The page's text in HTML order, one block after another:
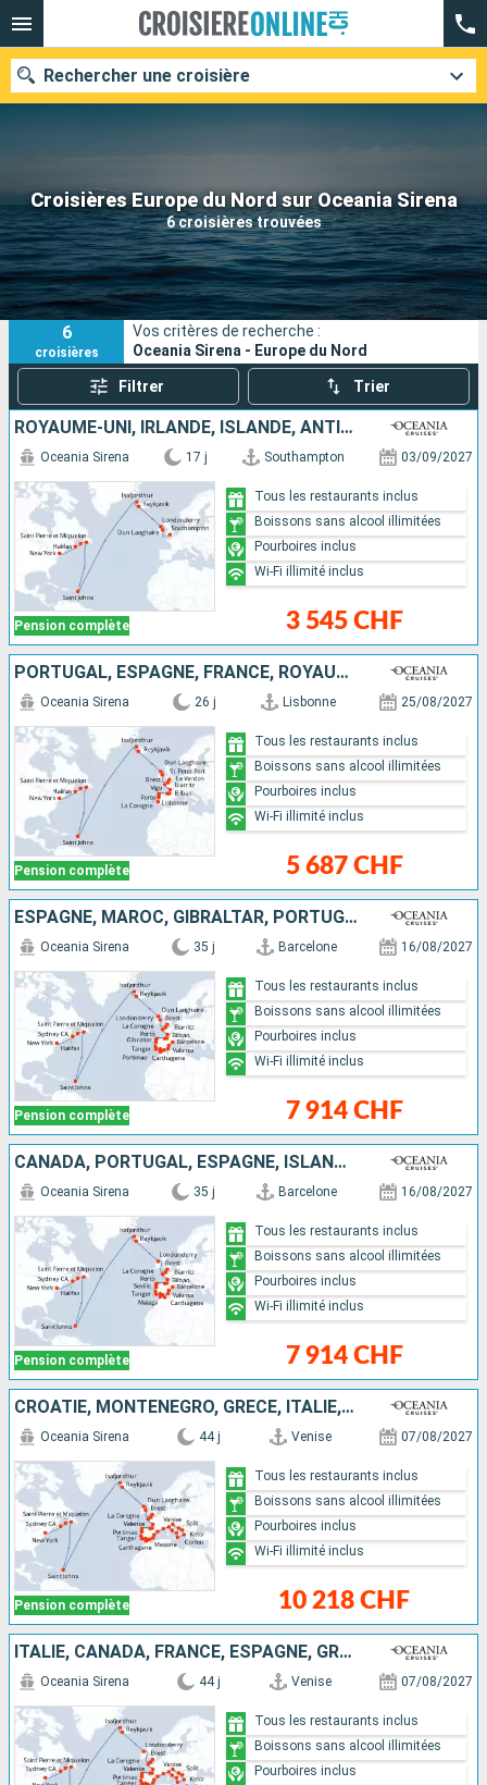
Croisières Europe du Nord sur Oceania Sirena
6 croisières trouvées
Rechercher une croisière
Nos destinations
Mois de départ
Ports Compagnies
Rechercher
6
croisières
Vos critères de recherche :
Oceania Sirena - Europe du Nord
Filtrer Trier
ROYAUME-UNI, IRLANDE, ISLANDE, ANTIGUA-ET-BARBUDA, CANADA, ÉTATS-UNIS
Pension complète
Oceania Sirena 17 j Southampton 03/09/2027
3 545 CHF
Tous les restaurants inclus
Boissons sans alcool illimitées
Pourboires inclus
Wi-Fi illimité inclus
PORTUGAL, ESPAGNE, FRANCE, ROYAUME-UNI, IRLANDE, ISLANDE, ANTIGUA-ET-BARBUDA, CANADA, ÉTATS-UNIS
Pension complète
Oceania Sirena 26 j Lisbonne 25/08/2027
5 687 CHF
Tous les restaurants inclus
Boissons sans alcool illimitées
Pourboires inclus
Wi-Fi illimité inclus
ESPAGNE, MAROC, GIBRALTAR, PORTUGAL, FRANCE, ROYAUME-UNI, IRLANDE, ISLANDE, ANTIGUA-ET-BARBUDA, CANADA, ÉTATS-UNIS
Pension complète
Oceania Sirena 35 j Barcelone 16/08/2027
7 914 CHF
Tous les restaurants inclus
Boissons sans alcool illimitées
Pourboires inclus
Wi-Fi illimité inclus
CANADA, PORTUGAL, ESPAGNE, ISLANDE, FRANCE, IRLANDE, MAROC, ÉTATS-UNIS, ROYAUME-UNI, ANTIGUA-ET-BARBUDA
Pension complète
Oceania Sirena 35 j Barcelone 16/08/2027
7 914 CHF
Tous les restaurants inclus
Boissons sans alcool illimitées
Pourboires inclus
Wi-Fi illimité inclus
CROATIE, MONTÉNÉGRO, GRÈCE, ITALIE, MAROC, GIBRALTAR, PORTUGAL, ESPAGNE, FRANCE, ROYAUME-UNI, IRLANDE, ISLANDE, ANTIGUA-ET-BARBUDA, CANADA, ÉTATS-UNIS
Pension complète
Oceania Sirena 44 j Venise 07/08/2027
10 218 CHF
Tous les restaurants inclus
Boissons sans alcool illimitées
Pourboires inclus
Wi-Fi illimité inclus
ITALIE, CANADA, FRANCE, ESPAGNE, GRÈCE, ISLANDE, MONTÉNÉGRO, IRLANDE, MAROC, PORTUGAL, ÉTATS-UNIS, CROATIE, ANTIGUA-ET-BARBUDA, ROYAUME-UNI
Oceania Sirena 44 j Venise 07/08/2027
Tous les restaurants inclus
Boissons sans alcool illimitées
Pourboires inclus